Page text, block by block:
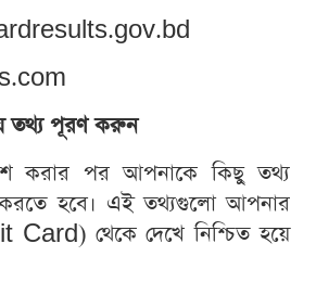
তথ্য পূরণ করুন
করার পর আপনাকে কিছু তথ্য
হবে। এই তথ্যগুলো আপনার
Card) থেকে দেখে নিশ্চিত হয়ে